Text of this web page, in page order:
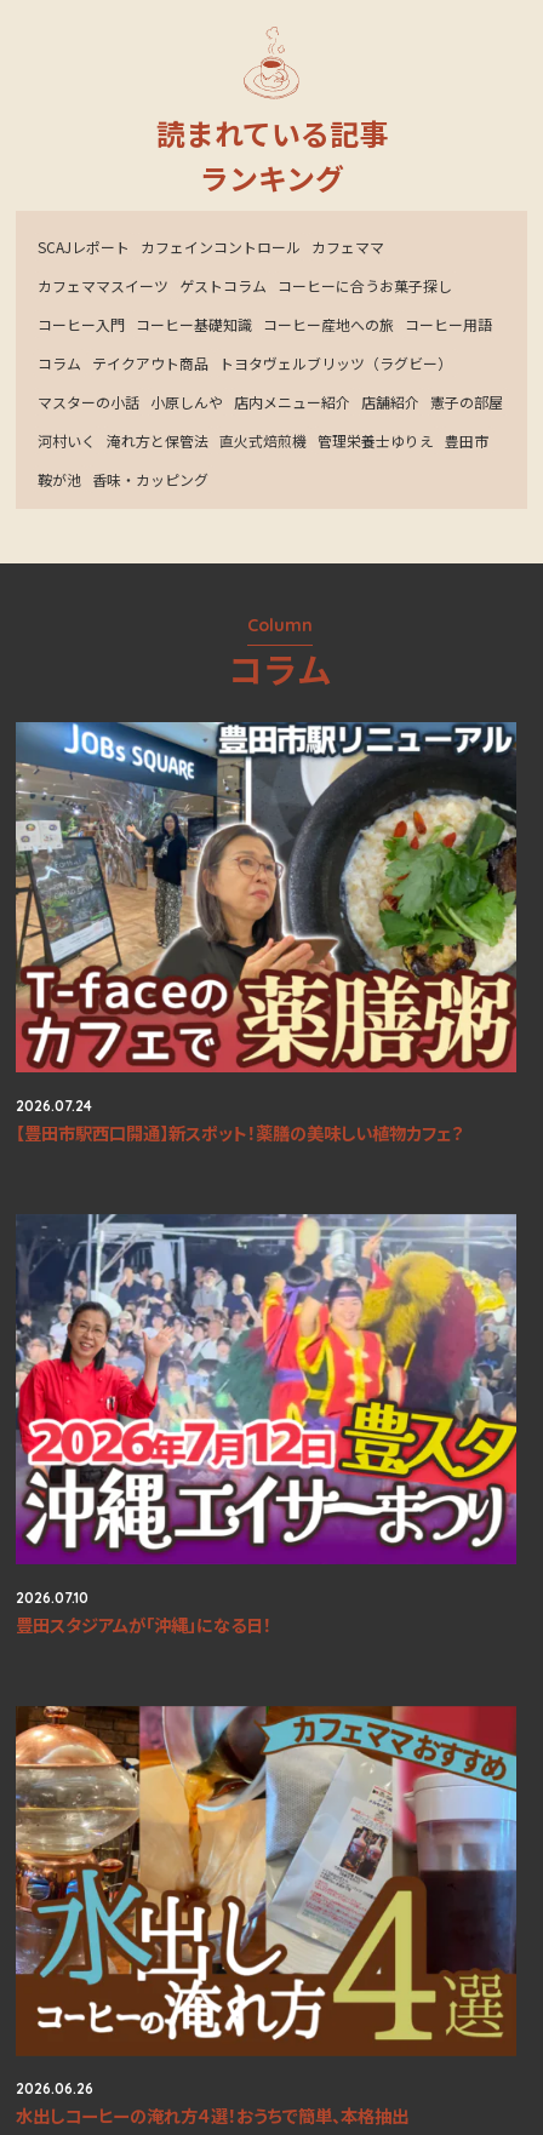
読まれている記事
ランキング
SCAJレポート カフェインコントロール
カフェママ
カフェママスイーツ
ゲストコラム
コーヒーに合うお菓子探し
コーヒー入門 コーヒー基礎知識 コーヒー産地への旅
コーヒー用語
コラム
テイクアウト商品
トヨタヴェルブリッツ（ラグビー）
マスターの小話 小原しんや 店内メニュー紹介 店舗紹介 憲子の部屋
河村いく
淹れ方と保管法 直火式焙煎機 管理栄養士ゆりえ
豊田市
鞍が池 香味・カッピング
Column
コラム
2026.07.24
【豊田市駅西口開通】新スポット！薬膳の美味しい植物カフェ？
2026.07.10
豊田スタジアムが「沖縄」になる日！
2026.06.26
水出しコーヒーの淹れ方４選！おうちで簡単、本格抽出